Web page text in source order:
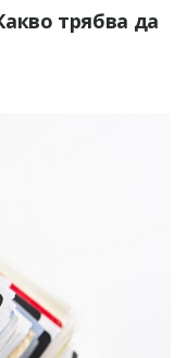
трябва да